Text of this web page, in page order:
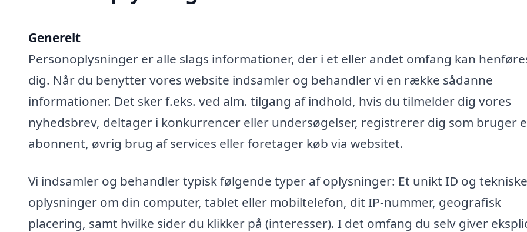
Generelt
Personoplysninger er alle slags informationer, der i et eller andet omfang kan
dig. Når du benytter vores website indsamler og behandler vi en række sådanne
informationer. Det sker f.eks. ved alm. tilgang af indhold, hvis du tilmelder dig vores
nyhedsbrev, deltager i konkurrencer eller undersøgelser, registrerer dig som bruger
abonnent, øvrig brug af services eller foretager køb via websitet.
Vi indsamler og behandler typisk følgende typer af oplysninger: Et unikt ID og tekniske
oplysninger om din computer, tablet eller mobiltelefon, dit IP-nummer, geografisk
placering, samt hvilke sider du klikker på (interesser). I det omfang du selv giver